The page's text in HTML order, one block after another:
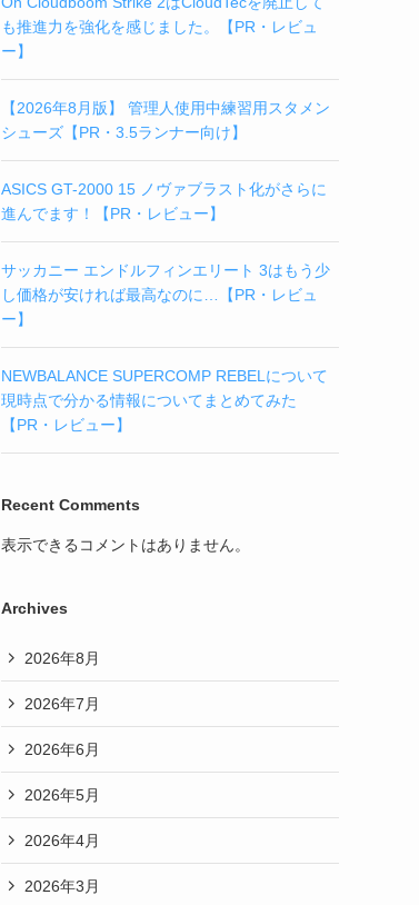
も推進力を強化を感じました。【PR・レビュ
ー】
【2026年8月版】 管理人使用中練習用スタメン
シューズ【PR・3.5ランナー向け】
ASICS GT-2000 15 ノヴァブラスト化がさらに
進んでます！【PR・レビュー】
サッカニー エンドルフィンエリート 3はもう少
し価格が安ければ最高なのに…【PR・レビュ
ー】
NEWBALANCE SUPERCOMP REBELについて
現時点で分かる情報についてまとめてみた
【PR・レビュー】
Recent Comments
表示できるコメントはありません。
Archives
2026年8月
2026年7月
2026年6月
2026年5月
2026年4月
2026年3月